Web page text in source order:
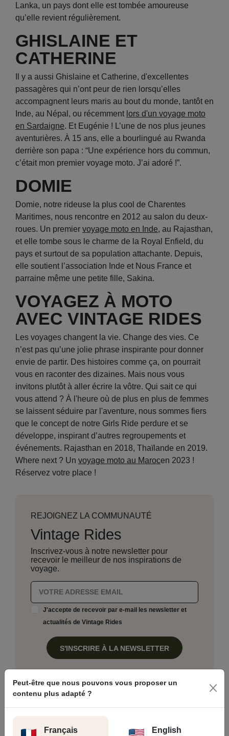
Lanka, un pays dont elle est tombée amoureuse
qu’elle revient régulièrement.
GHISLAINE ET
CATHERINE
Il y a aussi Ghislaine et Catherine, d'excellentes
passagères qui n’ont peur de rien lorsqu’elles
accompagnent leurs maris au bout du monde, tantôt en
Inde, au Népal, ou récemment lors d'un voyage moto
en Sardaigne. Et Eugénie ! L’une de nos plus jeunes
aventurières. À 15 ans, elle a bourlingué au Rwanda
derrière son papa : “Une expérience hors du commun,
c’était mon premier voyage moto. J’ai adoré !”.
DOMIE
Domie, notre rideuse la plus cool de Charentes
Maritimes, nous rencontre en 2012 au salon du deux-
roues. Un premier voyage moto en Inde, au Rajasthan,
et elle tombe sous le charme de la Royal Enfield, du
pays et surtout de sa population attachante. Depuis,
elle soutient l’association Inde et Nous France et
parraine même une petite fille, Sakina.
VOYAGEZ À MOTO
AVEC VINTAGE RIDES
Les voyages changent la vie. Change des vies. Ce
n’est pas qu’une jolie phrase inspirante pour donner
envie de partir. Des histoires comme ça, on pourrait
vous en raconter des dizaines. Mais nous vous
invitons plutôt à aller écrire la vôtre. Qui sait ce qui
vous attend ? À l'heure où de plus en plus de femmes
se laissent séduire par l'aventure, nous sommes fiers
que le concept de notre Girls Ride perdure et se
développe, inspirant d’autres regroupements et
événements. Rajasthan en 2018, Thaïlande en 2019.
Where next ? Un voyage moto au Marocen 2023 !
Réservez votre place !
REJOIGNEZ LA COMMUNAUTÉ
Vintage Rides
Inscrivez-vous à notre newsletter pour
recevoir le meilleur de nos inspirations de
voyage.
J'accepte de recevoir par e-mail les newsletter et
actualités de Vintage Rides
S'INSCRIRE À LA NEWSLETTER
Peut-être que nous pouvons vous proposer un
contenu plus adapté ?
Français English